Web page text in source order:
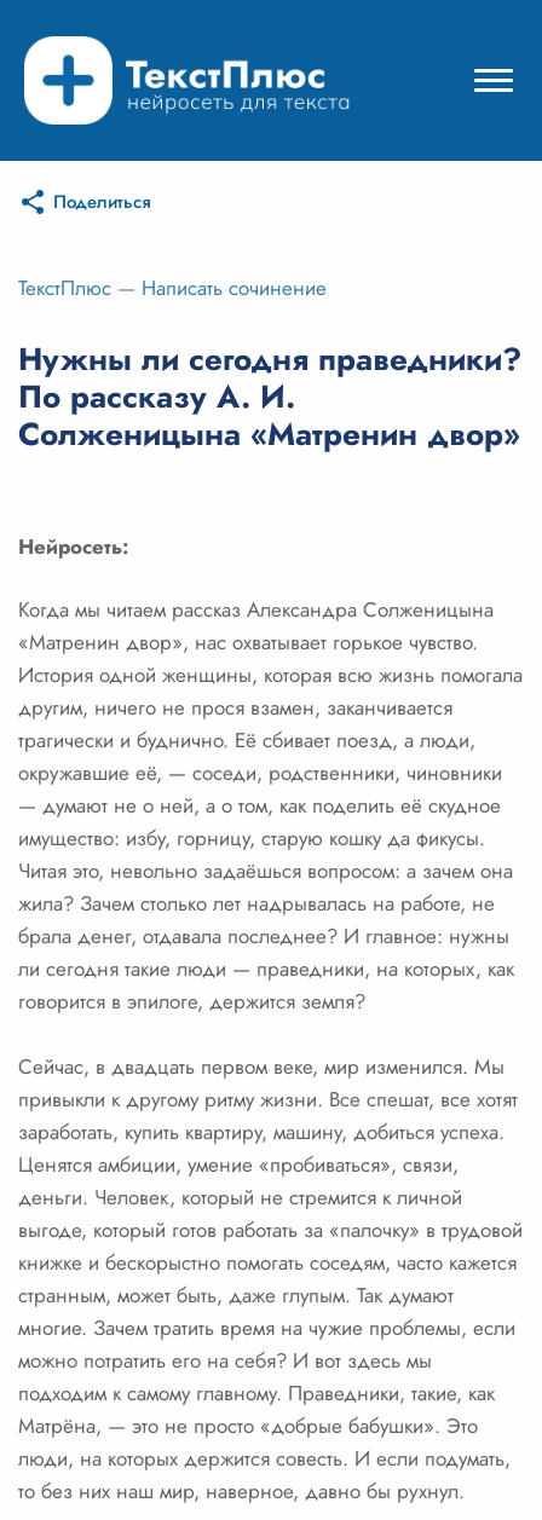
Режимы нейросети
Цены
Вход
Вход с Telegram
Поделиться
ТекстПлюс — Написать сочинение
Нужны ли сегодня праведники?
По рассказу А. И.
Солженицына «Матренин двор»
Нейросеть:
Когда мы читаем рассказ Александра Солженицына
«Матренин двор», нас охватывает горькое чувство.
История одной женщины, которая всю жизнь помогала
другим, ничего не прося взамен, заканчивается
трагически и буднично. Её сбивает поезд, а люди,
окружавшие её, — соседи, родственники, чиновники
— думают не о ней, а о том, как поделить её скудное
имущество: избу, горницу, старую кошку да фикусы.
Читая это, невольно задаёшься вопросом: а зачем она
жила? Зачем столько лет надрывалась на работе, не
брала денег, отдавала последнее? И главное: нужны
ли сегодня такие люди — праведники, на которых, как
говорится в эпилоге, держится земля?
Сейчас, в двадцать первом веке, мир изменился. Мы
привыкли к другому ритму жизни. Все спешат, все хотят
заработать, купить квартиру, машину, добиться успеха.
Ценятся амбиции, умение «пробиваться», связи,
деньги. Человек, который не стремится к личной
выгоде, который готов работать за «палочку» в трудовой
книжке и бескорыстно помогать соседям, часто кажется
странным, может быть, даже глупым. Так думают
многие. Зачем тратить время на чужие проблемы, если
можно потратить его на себя? И вот здесь мы
подходим к самому главному. Праведники, такие, как
Матрёна, — это не просто «добрые бабушки». Это
люди, на которых держится совесть. И если подумать,
то без них наш мир, наверное, давно бы рухнул.